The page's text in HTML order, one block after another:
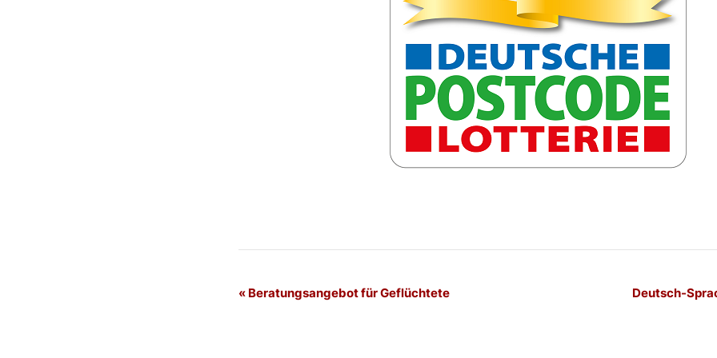
Veranstaltung-
«Beratungsangebot für Geflüchtete Deutsch-